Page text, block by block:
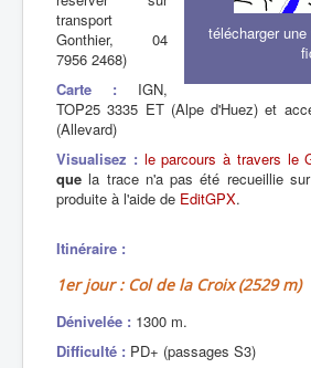
télécharger
transport
Gonthier, 04
7956 2468)
Carte : IGN,
TOP25 3335 ET (Alpe d'Huez) et
(Allevard)
Visualisez : le parcours à travers le
que la trace n'a pas été recueillie
produite à l'aide de EditGPX.
Itinéraire :
1er jour : Col de la Croix (2529 m)
Dénivelée : 1300 m.
Difficulté : PD+ (passages S3)